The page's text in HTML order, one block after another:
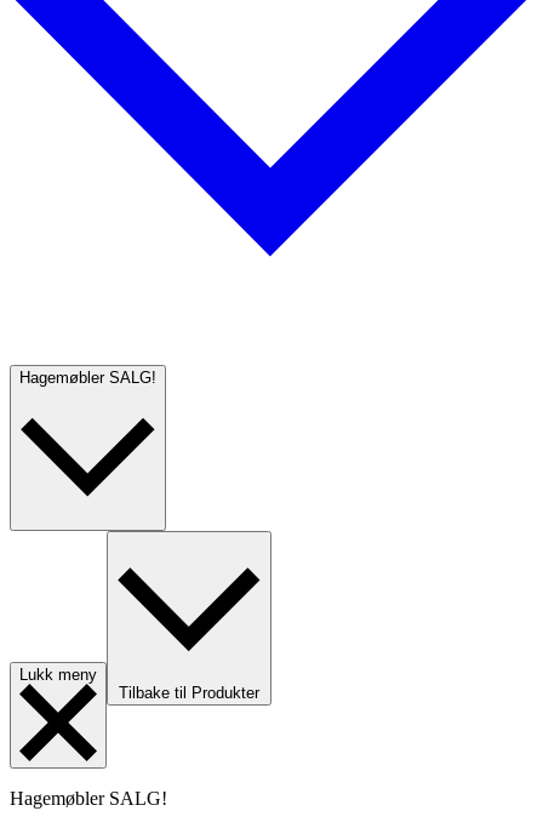
Hagemøbler SALG!
Lukk meny
Tilbake til Produkter
Hagemøbler SALG!